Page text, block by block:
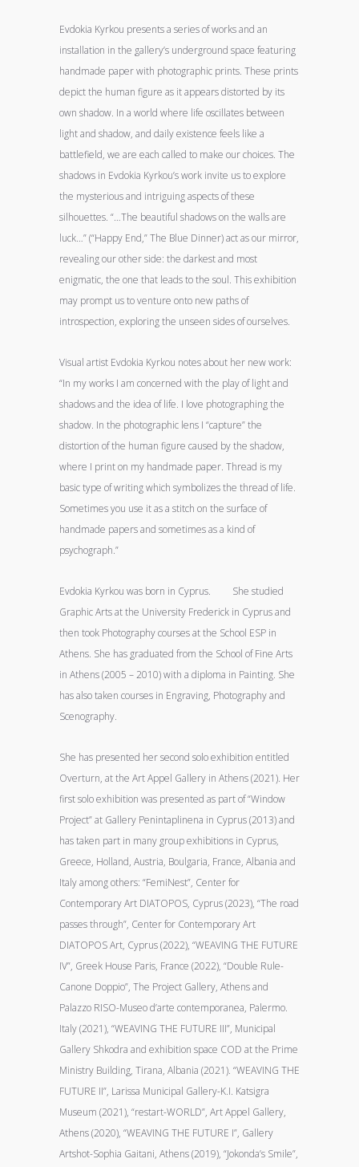
Evdokia Kyrkou presents a series of works and an
installation in the gallery’s underground space featuring
handmade paper with photographic prints. These prints
depict the human figure as it appears distorted by its
own shadow. In a world where life oscillates between
light and shadow, and daily existence feels like a
battlefield, we are each called to make our choices. The
shadows in Evdokia Kyrkou’s work invite us to explore
the mysterious and intriguing aspects of these
silhouettes. “…The beautiful shadows on the walls are
luck…” (“Happy End,” The Blue Dinner) act as our mirror,
revealing our other side: the darkest and most
enigmatic, the one that leads to the soul. This exhibition
may prompt us to venture onto new paths of
introspection, exploring the unseen sides of ourselves.
Visual artist Evdokia Kyrkou notes about her new work:
“In my works I am concerned with the play of light and
shadows and the idea of ​​life. I love photographing the
shadow. In the photographic lens I “capture” the
distortion of the human figure caused by the shadow,
where I print on my handmade paper. Thread is my
basic type of writing which symbolizes the thread of life.
Sometimes you use it as a stitch on the surface of
handmade papers and sometimes as a kind of
psychograph.”
Evdokia Kyrkou was born in Cyprus. She studied
Graphic Arts at the University Frederick in Cyprus and
then took Photography courses at the School ESP in
Athens. She has graduated from the School of Fine Arts
in Athens (2005 – 2010) with a diploma in Painting. She
has also taken courses in Engraving, Photography and
Scenography.
She has presented her second solo exhibition entitled
Overturn, at the Art Appel Gallery in Athens (2021). Her
first solo exhibition was presented as part of “Window
Project” at Gallery Penintaplinena in Cyprus (2013) and
has taken part in many group exhibitions in Cyprus,
Greece, Holland, Austria, Boulgaria, France, Albania and
Italy among others: “FemiNest”, Center for
Contemporary Art DIATOPOS, Cyprus (2023), “The road
passes through”, Center for Contemporary Art
DIATOPOS Art, Cyprus (2022), “WEAVING THE FUTURE
IV”, Greek House Paris, France (2022), “Double Rule-
Canone Doppio”, The Project Gallery, Athens and
Palazzo RISO-Museo d’arte contemporanea, Palermo.
Italy (2021), “WEAVING THE FUTURE III”, Municipal
Gallery Shkodra and exhibition space COD at the Prime
Ministry Building, Tirana, Albania (2021). “WEAVING THE
FUTURE II”, Larissa Municipal Gallery-K.I. Katsigra
Museum (2021), “restart-WORLD”, Art Appel Gallery,
Athens (2020), “WEAVING THE FUTURE I”, Gallery
Artshot-Sophia Gaitani, Athens (2019), “Jokonda’s Smile”,